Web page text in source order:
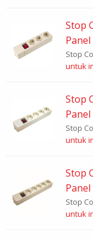
Stop
Panel
Stop
untuk
Stop
Panel
Stop
untuk
Stop
Panel
Stop
untuk